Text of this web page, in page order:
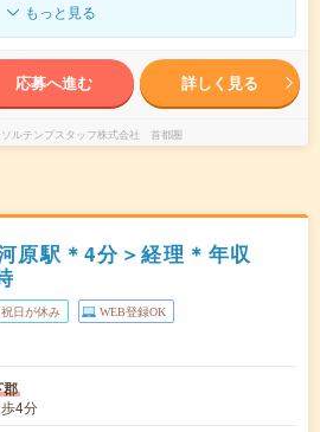
もっと見る
応募へ進む 詳しく見る
ルテンプスタッフ株式会社 首都圏
原駅＊4分＞経理＊年収
祝日が休み WEB登録OK
郡
4分